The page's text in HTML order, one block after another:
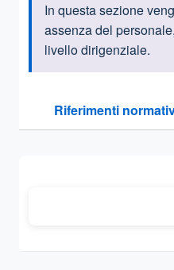
Informazioni
In questa sezione
assenza del
livello dirigenziale.
Riferimenti
Sezione compressa